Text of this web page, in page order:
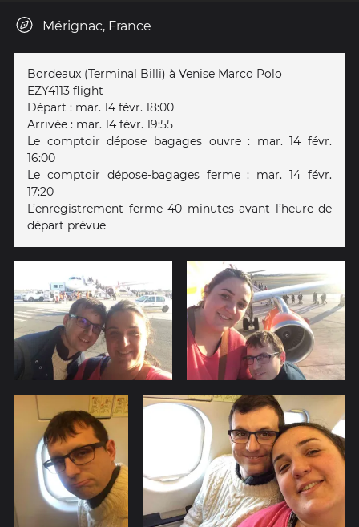
Mérignac, France
Bordeaux (Terminal Billi) à Venise Marco Polo
EZY4113 flight
Départ : mar. 14 févr. 18:00
Arrivée : mar. 14 févr. 19:55
Le comptoir dépose bagages ouvre : mar. 14 févr.
16:00
Le comptoir dépose-bagages ferme : mar. 14 févr.
17:20
L’enregistrement ferme 40 minutes avant l’heure de
départ prévue